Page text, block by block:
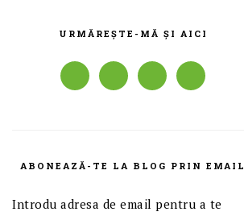
PRINCIPALĂ
URMĂREȘTE-MĂ ȘI AICI
ABONEAZĂ-TE LA BLOG PRIN EMAIL
Introdu adresa de email pentru a te